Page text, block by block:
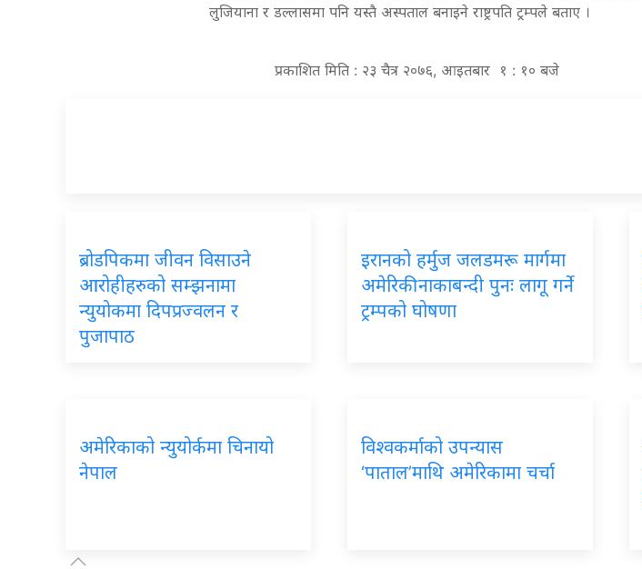
लुजियाना र डल्लासमा पनि यस्तै अस्पताल बनाइने राष्ट्रपति ट्रम्पले बताए ।
प्रकाशित मिति : २३ चैत्र २०७६, आइतबार १ : १० बजे
ब्रोडपिकमा जीवन विसाउने
आरोहीहरुको सम्झनामा
न्युयोकमा दिपप्रज्वलन र
पुजापाठ
इरानको हर्मुज जलडमरू मार्गमा
अमेरिकी नाकाबन्दी पुनः लागू गर्ने
ट्रम्पको घोषणा
अमेरिकाको न्युयोर्कमा चिनायो
नेपाल
विश्वकर्माको उपन्यास
‘पाताल’माथि अमेरिकामा चर्चा